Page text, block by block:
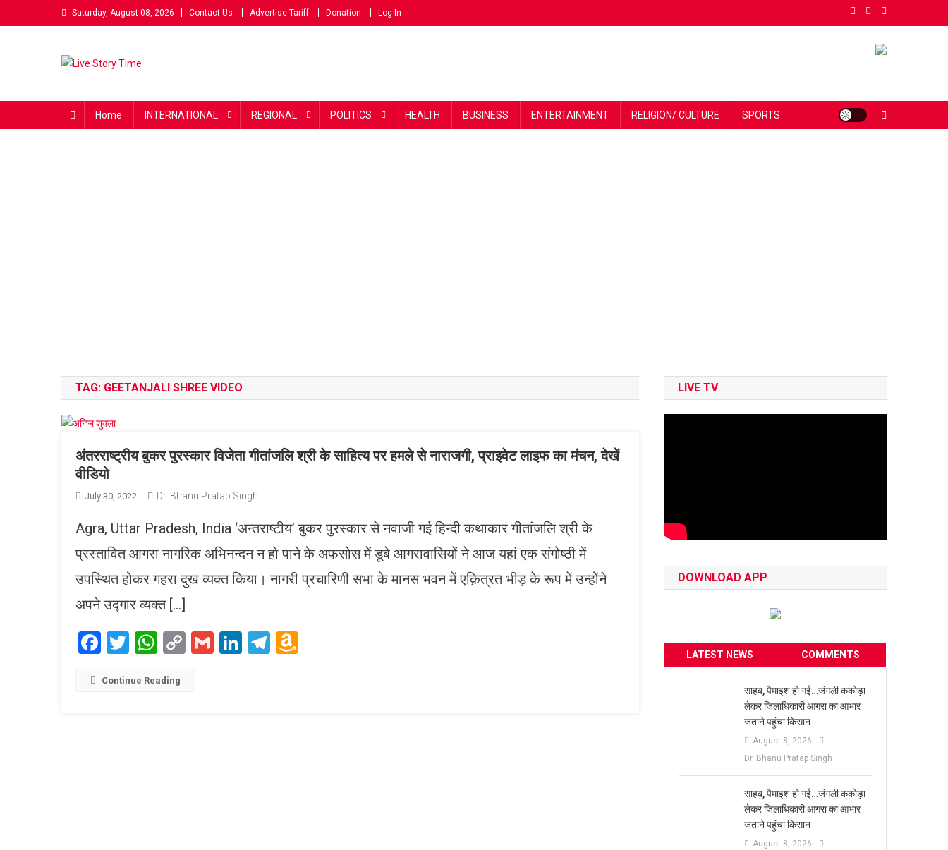
to
Saturday, August 08, 2026 Contact Us Advertise Tariff Donation Log In
Home INTERNATIONAL REGIONAL POLITICS HEALTH BUSINESS ENTERTAINMENT RELIGION/ CULTURE SPORTS
TAG: GEETANJALI SHREE VIDEO
अंतरराष्ट्रीय बुकर पुरस्कार विजेता गीतांजलि श्री के साहित्य पर हमले से नाराजगी, प्राइवेट लाइफ का मंचन, देखें
वीडियो
July 30, 2022 Dr. Bhanu Pratap Singh
Agra, Uttar Pradesh, India ‘अन्तराष्टीय’ बुकर पुरस्कार से नवाजी गई हिन्दी कथाकार गीतांजलि श्री के
प्रस्तावित आगरा नागरिक अभिनन्दन न हो पाने के अफसोस में डूबे आगरावासियों ने आज यहां एक संगोष्ठी में
उपस्थित होकर गहरा दुख व्यक्त किया। नागरी प्रचारिणी सभा के मानस भवन में एक़ित्रत भीड़ के रूप में उन्होंने
अपने उद्गार व्यक्त […]
Facebook
Twitter
WhatsApp
CopyGmailLinkedIn
Telegram
Continue Reading
LIVE TV
DOWNLOAD APP
LATEST NEWS COMMENTS
साहब, पैमाइश हो गई…जंगली ककोड़ा
लेकर जिलाधिकारी आगरा का आभार
जताने पहुंचा किसान
August 8, 2026
Dr. Bhanu Pratap Singh
साहब, पैमाइश हो गई…जंगली ककोड़ा
लेकर जिलाधिकारी आगरा का आभार
जताने पहुंचा किसान
August 8, 2026